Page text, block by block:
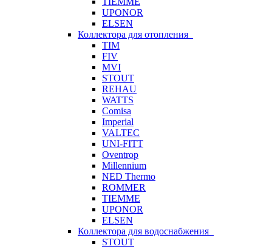
UPONOR
ELSEN
Коллектора для отопления
TIM
FIV
MVI
STOUT
REHAU
WATTS
Comisa
Imperial
VALTEC
UNI-FITT
Oventrop
Millennium
NED Thermo
ROMMER
TIEMME
UPONOR
ELSEN
Коллектора для водоснабжения
STOUT